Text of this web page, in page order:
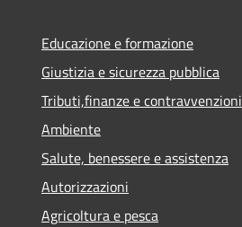
Educazione e formazione
Giustizia e sicurezza pubblica
Tributi,finanze e contravvenzioni
Ambiente
Salute, benessere e assistenza
Autorizzazioni
Agricoltura e pesca